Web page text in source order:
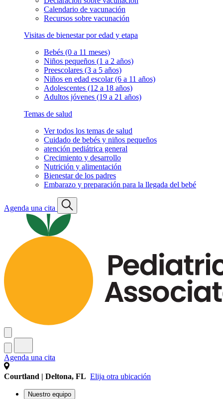
Calendario de vacunación
Recursos sobre vacunación
Visitas de bienestar por edad y etapa
Bebés (0 a 11 meses)
Niños pequeños (1 a 2 años)
Preescolares (3 a 5 años)
Niños en edad escolar (6 a 11 años)
Adolescentes (12 a 18 años)
Adultos jóvenes (19 a 21 años)
Temas de salud
Ver todos los temas de salud
Cuidado de bebés y niños pequeños
atención pediátrica general
Crecimiento y desarrollo
Nutrición y alimentación
Bienestar de los padres
Embarazo y preparación para la llegada del bebé
Agenda una cita
Agenda una cita
Courtland | Deltona, FL Elija otra ubicación
Nuestro equipo